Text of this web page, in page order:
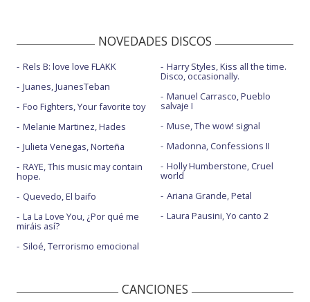
NOVEDADES DISCOS
Rels B: love love FLAKK
Juanes, JuanesTeban
Foo Fighters, Your favorite toy
Melanie Martinez, Hades
Julieta Venegas, Norteña
RAYE, This music may contain
hope.
Quevedo, El baifo
La La Love You, ¿Por qué me
miráis así?
Siloé, Terrorismo emocional
Harry Styles, Kiss all the time.
Disco, occasionally.
Manuel Carrasco, Pueblo
salvaje I
Muse, The wow! signal
Madonna, Confessions II
Holly Humberstone, Cruel
world
Ariana Grande, Petal
Laura Pausini, Yo canto 2
CANCIONES